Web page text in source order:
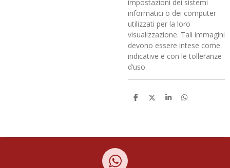
impostazioni dei sistemi
informatici o dei computer
utilizzati per la loro
visualizzazione. Tali immagini
devono essere intese come
indicative e con le tolleranze
d’uso.
C
v
C
v
C
v
C
v